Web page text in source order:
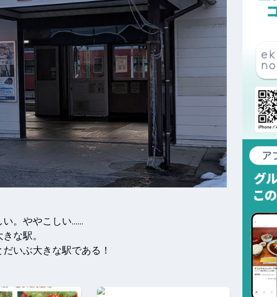
。ややこしい……
な駅。
いぶ大きな駅である！